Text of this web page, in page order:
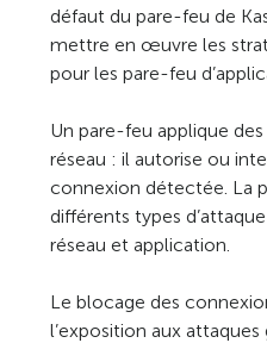
défaut du pare-feu de
mettre en œuvre les
pour les pare-feu
Un pare-feu applique
réseau : il autorise ou
connexion détectée. La
différents types
réseau et application.
Le blocage des
l’exposition aux